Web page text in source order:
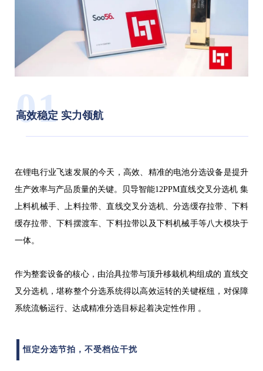
01
高效稳定 实力领航
在锂电行业飞速发展的今天，高效、精准的电池分选设备是提升
生产效率与产品质量的关键。贝导智能12PPM直线交叉分选机 集
上料机械手、上料拉带、直线交叉分选机、分选缓存拉带、下料
缓存拉带、下料摆渡车、下料拉带以及下料机械手等八大模块于
一体。
作为整套设备的核心，由治具拉带与顶升移栽机构组成的 直线交
叉分选机，堪称整个分选系统得以高效运转的关键枢纽，对保障
系统流畅运行、达成精准分选目标起着决定性作用 。
恒定分选节拍，不受档位干扰